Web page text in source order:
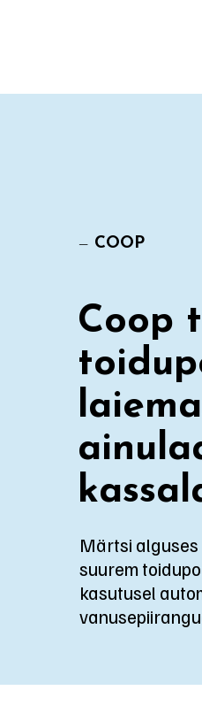
— COOP
Coop
Märtsi alguses
suurem
kasutusel